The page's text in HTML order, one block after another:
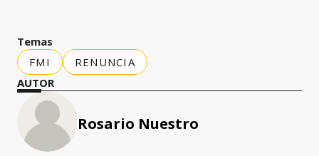
Temas
FMI
RENUNCIA
AUTOR
Rosario Nuestro